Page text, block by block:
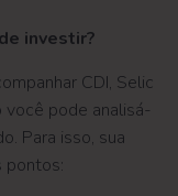
investir?
CDI, Selic
pode analisá-
Para isso, sua
pontos: